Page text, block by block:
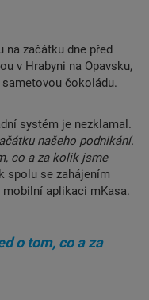
začátku dne před
v Hrabyni na Opavsku,
čokoládu.
systém je nezklamal.
našeho podnikání.
co a za kolik jsme
spolu se zahájením
aplikaci mKasa.
o tom, co a za